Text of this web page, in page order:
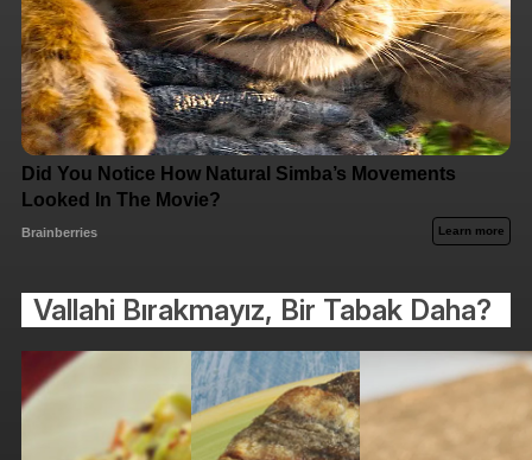
Vallahi Bırakmayız, Bir Tabak Daha?